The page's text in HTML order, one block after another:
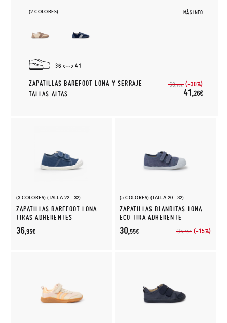
(2 COLORES) MÁS INFO
36 41
ZAPATILLAS BAREFOOT LONA Y SERRAJE
TALLAS ALTAS
58,95€ (-30%)
41,26€
(3 COLORES) (TALLA 22 - 32)
ZAPATILLAS BAREFOOT LONA
TIRAS ADHERENTES
36,95€
(5 COLORES) (TALLA 20 - 32)
ZAPATILLAS BLANDITAS LONA
ECO TIRA ADHERENTE
35,95€ (-15%)
30,55€